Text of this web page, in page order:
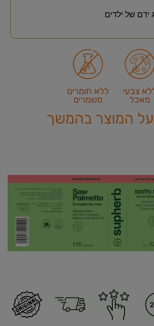
ידם של ילדים
צבעי
מאכל
ללא חומרים
משמרים
על המוצר בהמשך